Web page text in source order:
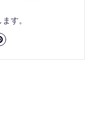
す。